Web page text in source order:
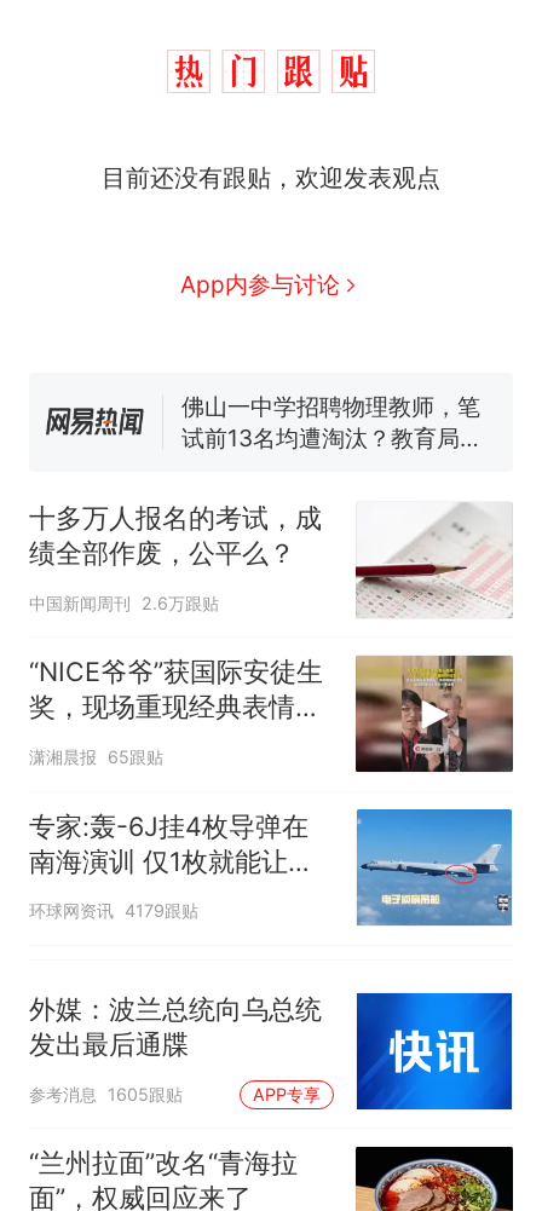
目前还没有跟贴，欢迎发表观点
App内参与讨论
全部作废，公平么？
眼了……
视频丨只要一枚命中就能让航
佛山一中学招聘物理教师，笔
试前13名均遭淘汰？教育局：
核查
搜，网友：天塌了！
热
十多万人报名的考试，成绩
全部作废，公平么？
十多万人报名的考试，成
绩全部作废，公平么？
中国新闻周刊 2.6万跟贴
“NICE爷爷”获国际安徒生
奖，现场重现经典表情
包，向中国粉丝问好
潇湘晨报 65跟贴
专家:轰-6J挂4枚导弹在
南海演训 仅1枚就能让航
母瘫痪
环球网资讯 4179跟贴
外媒：波兰总统向乌总统
发出最后通牒
参考消息 1605跟贴 APP专享
“兰州拉面”改名“青海拉
面”，权威回应来了